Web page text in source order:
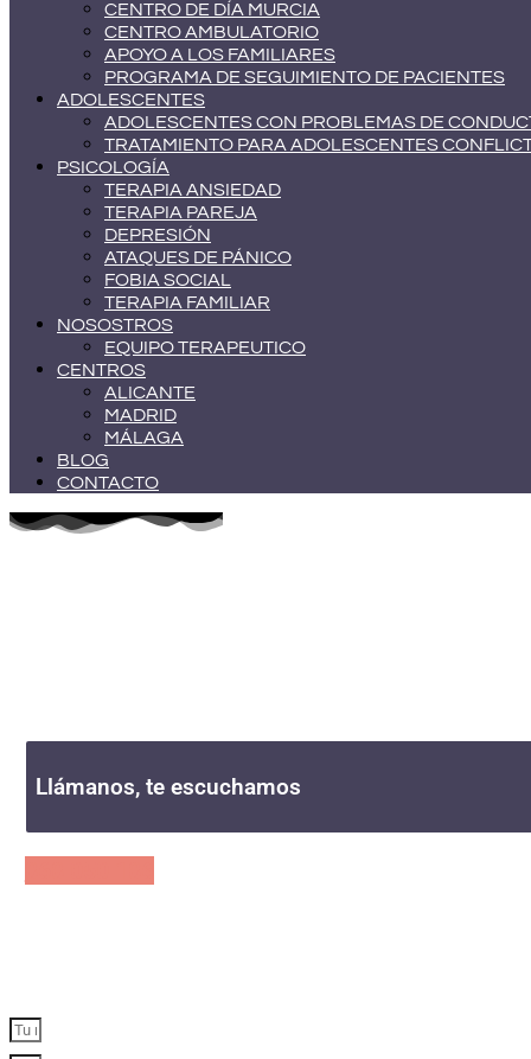
CENTRO DE DÍA MURCIA
CENTRO AMBULATORIO
APOYO A LOS FAMILIARES
PROGRAMA DE SEGUIMIENTO DE PACIENTES
ADOLESCENTES
ADOLESCENTES CON PROBLEMAS DE
TRATAMIENTO PARA ADOLESCENTES
PSICOLOGÍA
TERAPIA ANSIEDAD
TERAPIA PAREJA
DEPRESIÓN
ATAQUES DE PÁNICO
FOBIA SOCIAL
TERAPIA FAMILIAR
NOSOSTROS
EQUIPO TERAPEUTICO
CENTROS
ALICANTE
MADRID
MÁLAGA
BLOG
CONTACTO
Llámanos, te escuchamos